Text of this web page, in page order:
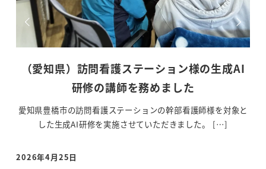
（神奈川県）訪問看護ステーション様の生成
AI研修の講師を務めました
2025年12月9日、神奈川県の訪問看護ステーション様において
生成AI研修の講師を務めました。ハイブ […]
投稿日
2025年12月18日